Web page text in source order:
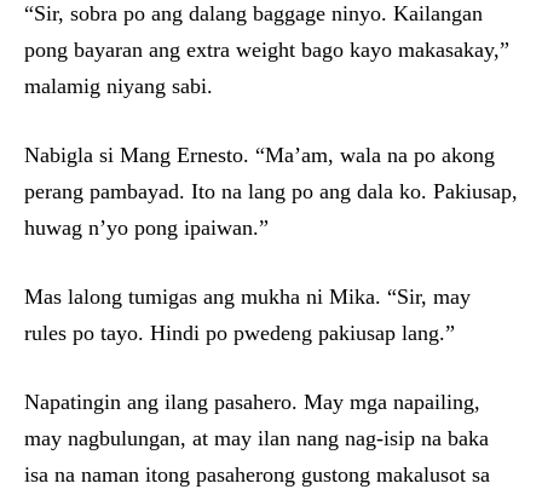
“Sir, sobra po ang dalang baggage ninyo. Kailangan
pong bayaran ang extra weight bago kayo makasakay,”
malamig niyang sabi.
Nabigla si Mang Ernesto. “Ma’am, wala na po akong
perang pambayad. Ito na lang po ang dala ko. Pakiusap,
huwag n’yo pong ipaiwan.”
Mas lalong tumigas ang mukha ni Mika. “Sir, may
rules po tayo. Hindi po pwedeng pakiusap lang.”
Napatingin ang ilang pasahero. May mga napailing,
may nagbulungan, at may ilan nang nag-isip na baka
isa na naman itong pasaherong gustong makalusot sa